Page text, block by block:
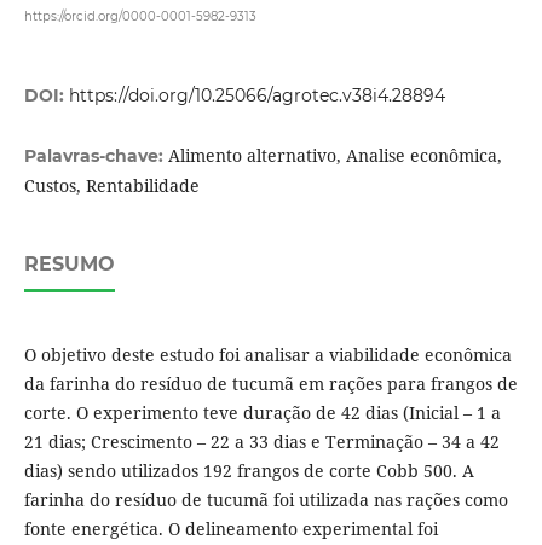
https://orcid.org/0000-0001-5982-9313
DOI: https://doi.org/10.25066/agrotec.v38i4.28894
Palavras-chave: Alimento alternativo, Analise econômica,
Custos, Rentabilidade
RESUMO
O objetivo deste estudo foi analisar a viabilidade econômica
da farinha do resíduo de tucumã em rações para frangos de
corte. O experimento teve duração de 42 dias (Inicial – 1 a
21 dias; Crescimento – 22 a 33 dias e Terminação – 34 a 42
dias) sendo utilizados 192 frangos de corte Cobb 500. A
farinha do resíduo de tucumã foi utilizada nas rações como
fonte energética. O delineamento experimental foi